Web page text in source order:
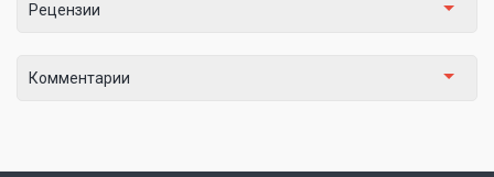
Рецензии
Комментарии